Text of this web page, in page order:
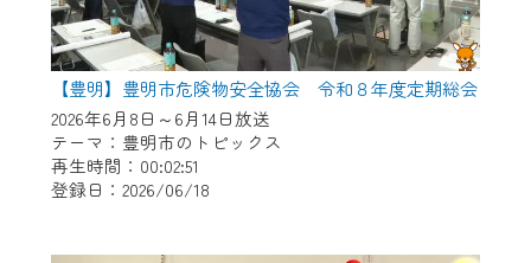
【豊明】豊明市危険物安全協会 令和８年度定期総会
2026年6月8日～6月14日放送
テーマ：豊明市のトピックス
再生時間：00:02:51
登録日：2026/06/18